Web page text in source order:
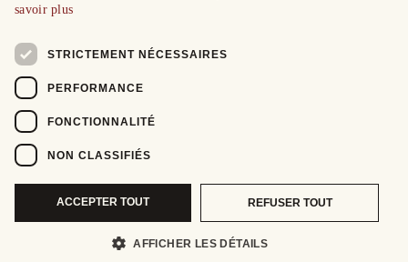
savoir plus
STRICTEMENT NÉCESSAIRES
PERFORMANCE
FONCTIONNALITÉ
NON CLASSIFIÉS
ACCEPTER TOUT REFUSER TOUT
AFFICHER LES DÉTAILS